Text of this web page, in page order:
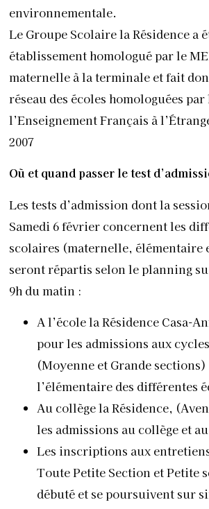
environnementale.
Le Groupe Scolaire la Résidence a
établissement homologué par le
maternelle à la terminale et fait
réseau des écoles homologuées
l’Enseignement Français à
2007
Où et quand passer le test
Les tests d’admission dont la
Samedi 6 février concernent les
scolaires (maternelle, élémentaire
seront répartis selon le planning
9h du matin :
A l’école la Résidence Casa-
pour les admissions aux
(Moyenne et Grande sections)
l’élémentaire des différentes
Au collège la Résidence,
les admissions au collège et
Les inscriptions aux
Toute Petite Section et Petite
débuté et se poursuivent sur